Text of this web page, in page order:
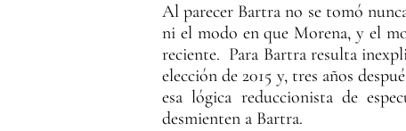
Al parecer Bartra no se tomó
ni el modo en que Morena, y el
reciente. Para Bartra resulta
elección de 2015 y, tres años
esa lógica reduccionista de
desmienten a Bartra.